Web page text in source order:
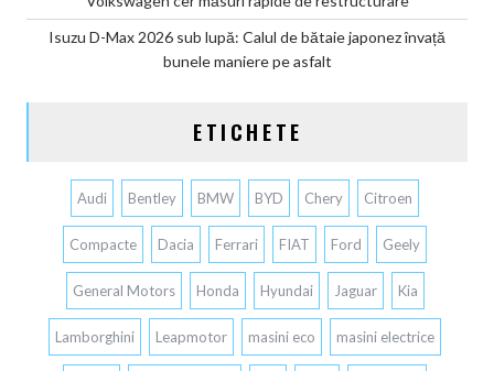
Isuzu D-Max 2026 sub lupă: Calul de bătaie japonez învață
bunele maniere pe asfalt
ETICHETE
Audi Bentley BMW BYD Chery Citroen
Compacte Dacia Ferrari FIAT Ford Geely
General Motors Honda Hyundai Jaguar Kia
Lamborghini Leapmotor masini eco masini electrice